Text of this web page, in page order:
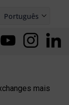
Português
Español
mais